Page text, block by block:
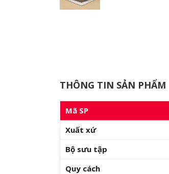
THÔNG TIN SẢN PHẨM
Mã SP
Xuất xứ
Bộ sưu tập
Quy cách